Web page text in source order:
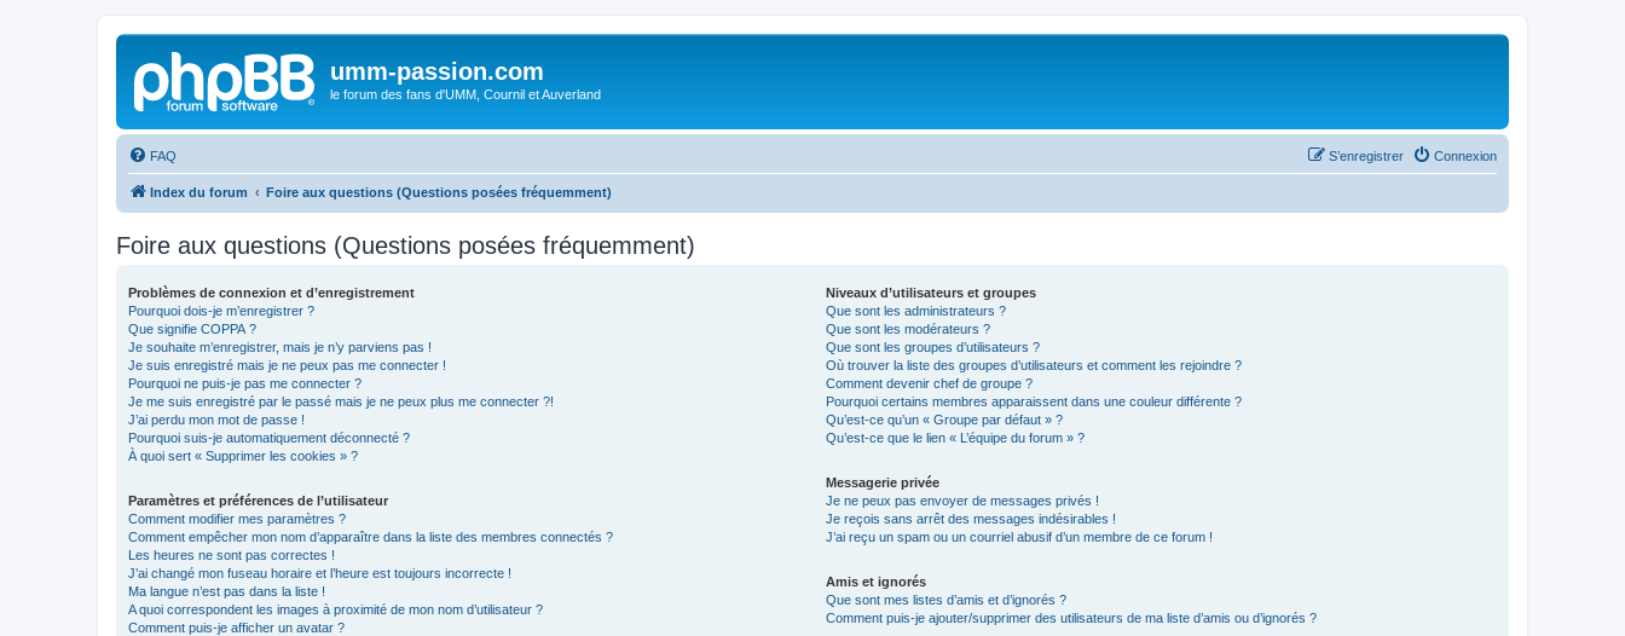
umm-passion.com
le forum des fans d'UMM, Cournil et Auverland
FAQ Connexion
S’enregistrer
Index du forum Foire aux questions (Questions posées fréquemment)
Foire aux questions (Questions posées fréquemment)
Problèmes de connexion et d’enregistrement
Pourquoi dois-je m’enregistrer ?
Que signifie COPPA ?
Je souhaite m’enregistrer, mais je n’y parviens pas !
Je suis enregistré mais je ne peux pas me connecter !
Pourquoi ne puis-je pas me connecter ?
Je me suis enregistré par le passé mais je ne peux plus me connecter ?!
J’ai perdu mon mot de passe !
Pourquoi suis-je automatiquement déconnecté ?
À quoi sert « Supprimer les cookies » ?
Paramètres et préférences de l’utilisateur
Comment modifier mes paramètres ?
Comment empêcher mon nom d’apparaître dans la liste des membres connectés ?
Les heures ne sont pas correctes !
J’ai changé mon fuseau horaire et l’heure est toujours incorrecte !
Ma langue n’est pas dans la liste !
A quoi correspondent les images à proximité de mon nom d’utilisateur ?
Comment puis-je afficher un avatar ?
Niveaux d’utilisateurs et groupes
Que sont les administrateurs ?
Que sont les modérateurs ?
Que sont les groupes d’utilisateurs ?
Où trouver la liste des groupes d’utilisateurs et comment les rejoindre ?
Comment devenir chef de groupe ?
Pourquoi certains membres apparaissent dans une couleur différente ?
Qu’est-ce qu’un « Groupe par défaut » ?
Qu’est-ce que le lien « L’équipe du forum » ?
Messagerie privée
Je ne peux pas envoyer de messages privés !
Je reçois sans arrêt des messages indésirables !
J’ai reçu un spam ou un courriel abusif d’un membre de ce forum !
Amis et ignorés
Que sont mes listes d’amis et d’ignorés ?
Comment puis-je ajouter/supprimer des utilisateurs de ma liste d’amis ou d’ignorés ?